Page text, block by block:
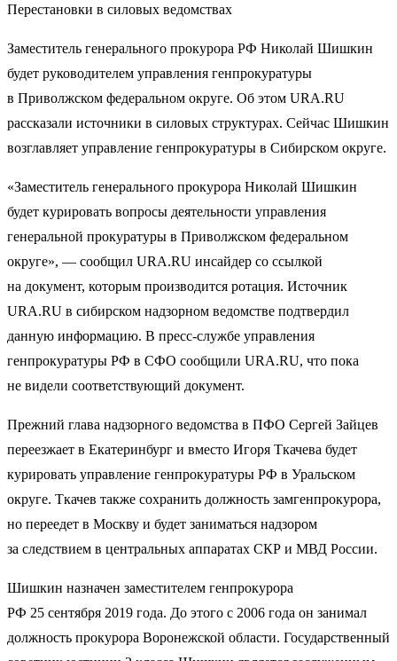
Перестановки в силовых ведомствах
Заместитель генерального прокурора РФ Николай Шишкин
будет руководителем управления генпрокуратуры
в Приволжском федеральном округе. Об этом URA.RU
рассказали источники в силовых структурах. Сейчас Шишкин
возглавляет управление генпрокуратуры в Сибирском округе.
«Заместитель генерального прокурора Николай Шишкин
будет курировать вопросы деятельности управления
генеральной прокуратуры в Приволжском федеральном
округе», — сообщил URA.RU инсайдер со ссылкой
на документ, которым производится ротация. Источник
URA.RU в сибирском надзорном ведомстве подтвердил
данную информацию. В пресс-службе управления
генпрокуратуры РФ в СФО сообщили URA.RU, что пока
не видели соответствующий документ.
Прежний глава надзорного ведомства в ПФО Сергей Зайцев
переезжает в Екатеринбург и вместо Игоря Ткачева будет
курировать управление генпрокуратуры РФ в Уральском
округе. Ткачев также сохранить должность замгенпрокурора,
но переедет в Москву и будет заниматься надзором
за следствием в центральных аппаратах СКР и МВД России.
Шишкин назначен заместителем генпрокурора
РФ 25 сентября 2019 года. До этого с 2006 года он занимал
должность прокурора Воронежской области. Государственный